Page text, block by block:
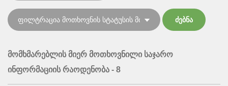
მომხმარებლის მიერ მოთხოვნილი საჯარო
ინფორმაციის რაოდენობა - 8